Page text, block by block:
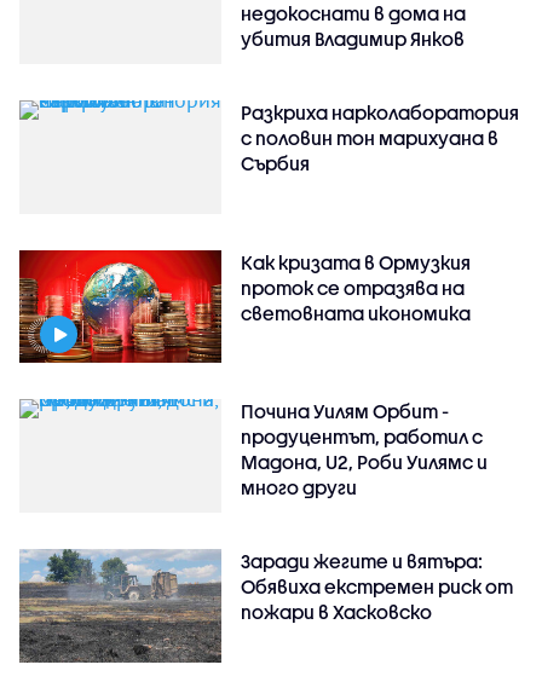
недокоснати в дома на
убития Владимир Янков
Разкриха нарколаборатория
с половин тон марихуана в
Сърбия
Как кризата в Ормузкия
проток се отразява на
световната икономика
Почина Уилям Орбит -
продуцентът, работил с
Мадона, U2, Роби Уилямс и
много други
Заради жегите и вятъра:
Обявиха екстремен риск от
пожари в Хасковско